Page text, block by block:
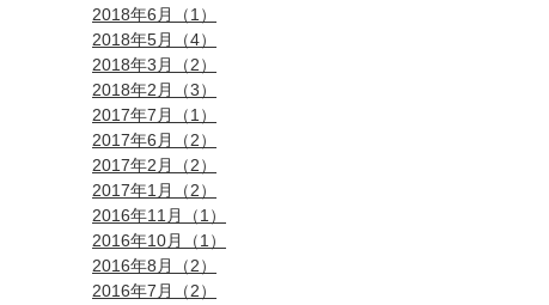
2018年6月（1）
2018年5月（4）
2018年3月（2）
2018年2月（3）
2017年7月（1）
2017年6月（2）
2017年2月（2）
2017年1月（2）
2016年11月（1）
2016年10月（1）
2016年8月（2）
2016年7月（2）